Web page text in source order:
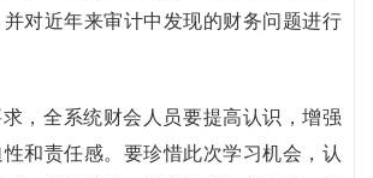
对近年来审计中发现的财务问题进行
，全系统财会人员要提高认识，增强
和责任感。要珍惜此次学习机会，认